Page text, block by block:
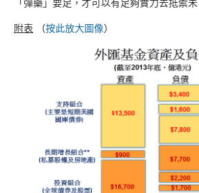
「彈藥」要足，才可以有足夠實力去抵禦
附表 （按此放大圖像）